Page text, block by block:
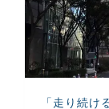
「走り続け